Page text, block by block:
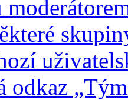
odkaz